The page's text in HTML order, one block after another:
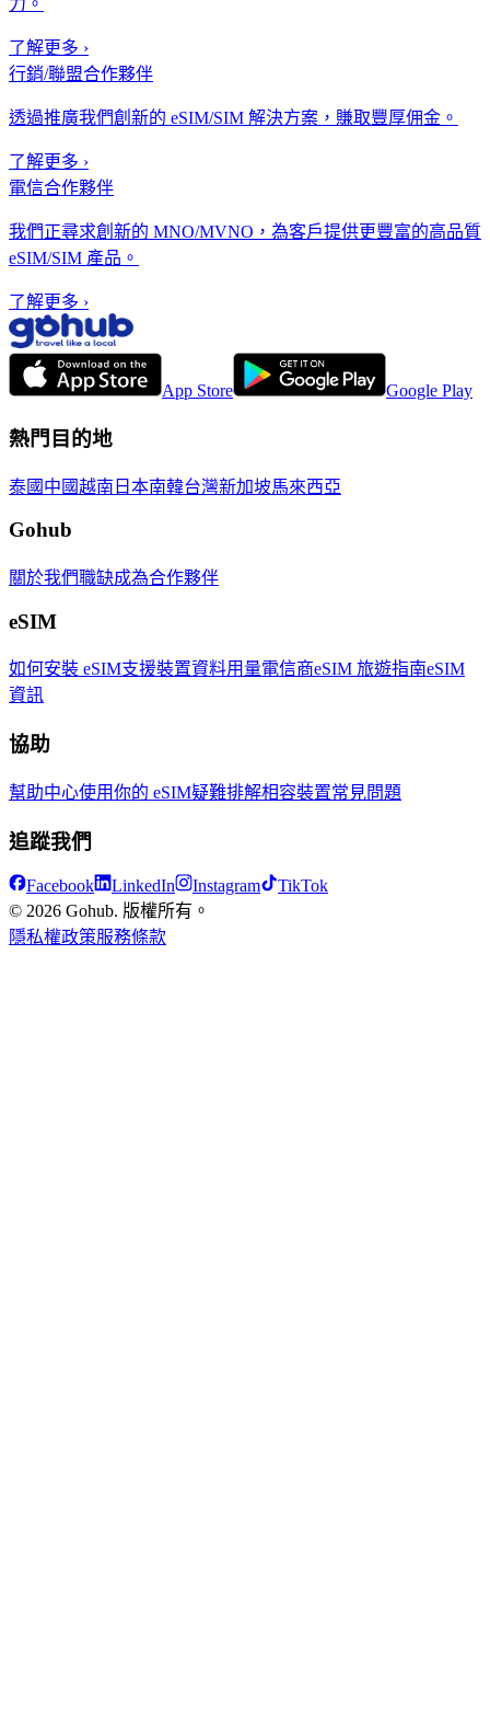
力。
了解更多 ›
行銷/聯盟合作夥伴
透過推廣我們創新的 eSIM/SIM 解決方案，賺取豐厚佣金。
了解更多 ›
電信合作夥伴
我們正尋求創新的 MNO/MVNO，為客戶提供更豐富的高品質
eSIM/SIM 產品。
了解更多 ›
App Store Google Play
熱門目的地
泰國 中國越南 日本南韓台灣新加坡馬來西亞
Gohub
關於我們職缺成為合作夥伴
eSIM
如何安裝 eSIM支援裝置資料用量電信商eSIM 旅遊指南eSIM
資訊
協助
幫助中心使用你的 eSIM疑難排解相容裝置常見問題
追蹤我們
Facebook LinkedIn Instagram
TikTok
© 2026 Gohub. 版權所有。
隱私權政策服務條款